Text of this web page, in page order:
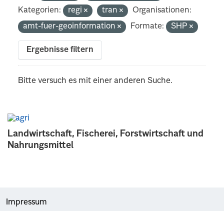
Landwirtschaft, Fischerei, Forstwirtschaft und
Nahrungsmittel
Kategorien:
regi tran
Organisationen:
amt-fuer-geoinformation
Formate: SHP
Ergebnisse filtern
Bitte versuch es mit einer anderen Suche.
Impressum